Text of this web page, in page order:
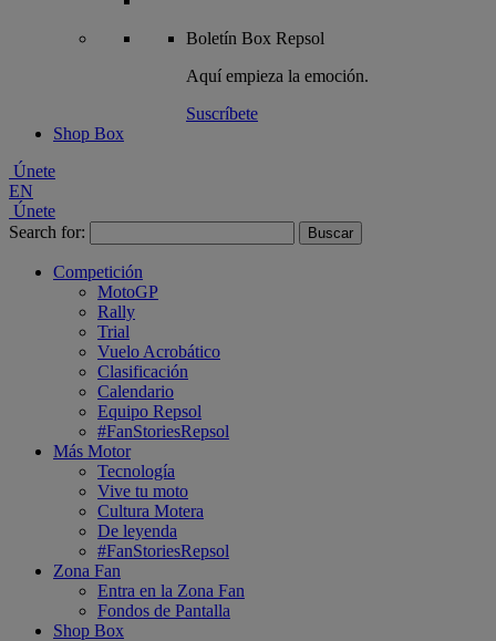
Boletín Box Repsol
Aquí empieza la emoción.
Suscríbete
Shop Box
Únete
EN
Únete
Search for:
Competición
MotoGP
Rally
Trial
Vuelo Acrobático
Clasificación
Calendario
Equipo Repsol
#FanStoriesRepsol
Más Motor
Tecnología
Vive tu moto
Cultura Motera
De leyenda
#FanStoriesRepsol
Zona Fan
Entra en la Zona Fan
Fondos de Pantalla
Shop Box